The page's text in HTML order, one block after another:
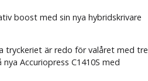
boost med sin nya hybridskrivare
tryckeriet är redo för valåret med tre
Accuriopress C1410S med